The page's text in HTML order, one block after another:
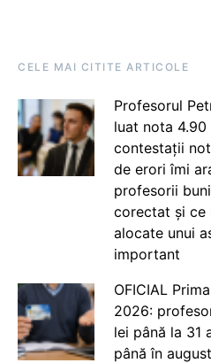
CELE MAI CITITE ARTICOLE
Profesorul
luat nota
contestații
de erori îmi
profesorii
corectat și ce
alocate unui
important
OFICIAL
2026:
lei până la 31
până în